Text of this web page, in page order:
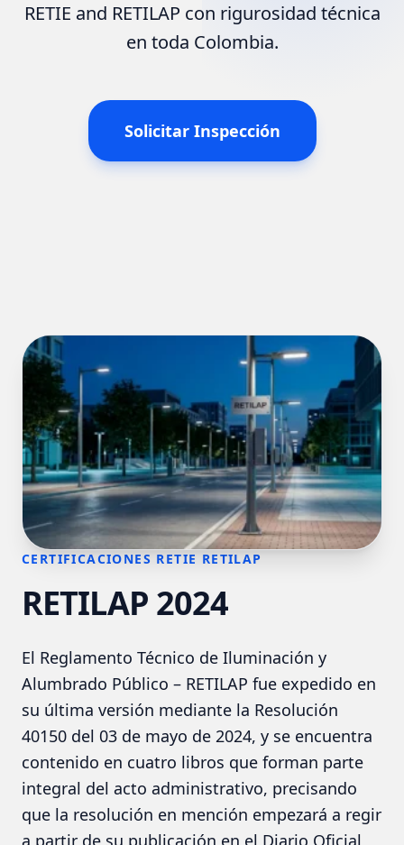
RETIE and RETILAP con rigurosidad técnica
en toda Colombia.
Solicitar Inspección
CERTIFICACIONES RETIE RETILAP
RETILAP 2024
El Reglamento Técnico de Iluminación y
Alumbrado Público – RETILAP fue expedido en
su última versión mediante la Resolución
40150 del 03 de mayo de 2024, y se encuentra
contenido en cuatro libros que forman parte
integral del acto administrativo, precisando
que la resolución en mención empezará a regir